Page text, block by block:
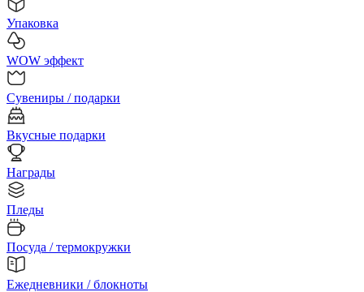
Упаковка
WOW эффект
Сувениры / подарки
Вкусные подарки
Награды
Пледы
Посуда / термокружки
Ежедневники / блокноты